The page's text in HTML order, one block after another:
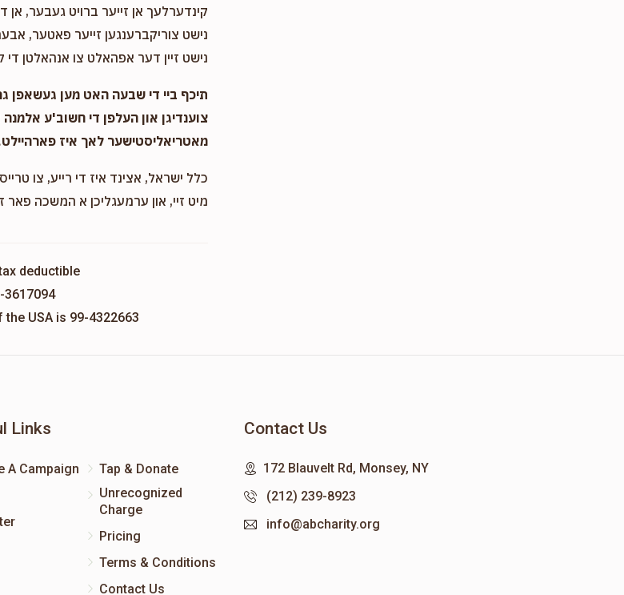
קינדערלעך אן זייער ברויט געבער,
נישט צוריקברענגען זייער פאטער,
נישט זיין דער אפהאלט צו אנהאלטן די
תיכף ביי די שבעה האט מען געשאפן
צוענדיגן און העלפן די חשוב'ע
מאטריאליסטישער לאך איז פארהיילט,
כלל ישראל, אצינד איז די רייע, צו
מיט זיי, און ערמעגליכן א המשכה פאר
deductible
3617094
USA is 99-4322663
Links
A Campaign
Tap & Donate
Unrecognized
Charge
Pricing
Terms & Conditions
Contact Us
Contact Us
172 Blauvelt Rd, Monsey, NY
(212) 239-8923
info@abcharity.org